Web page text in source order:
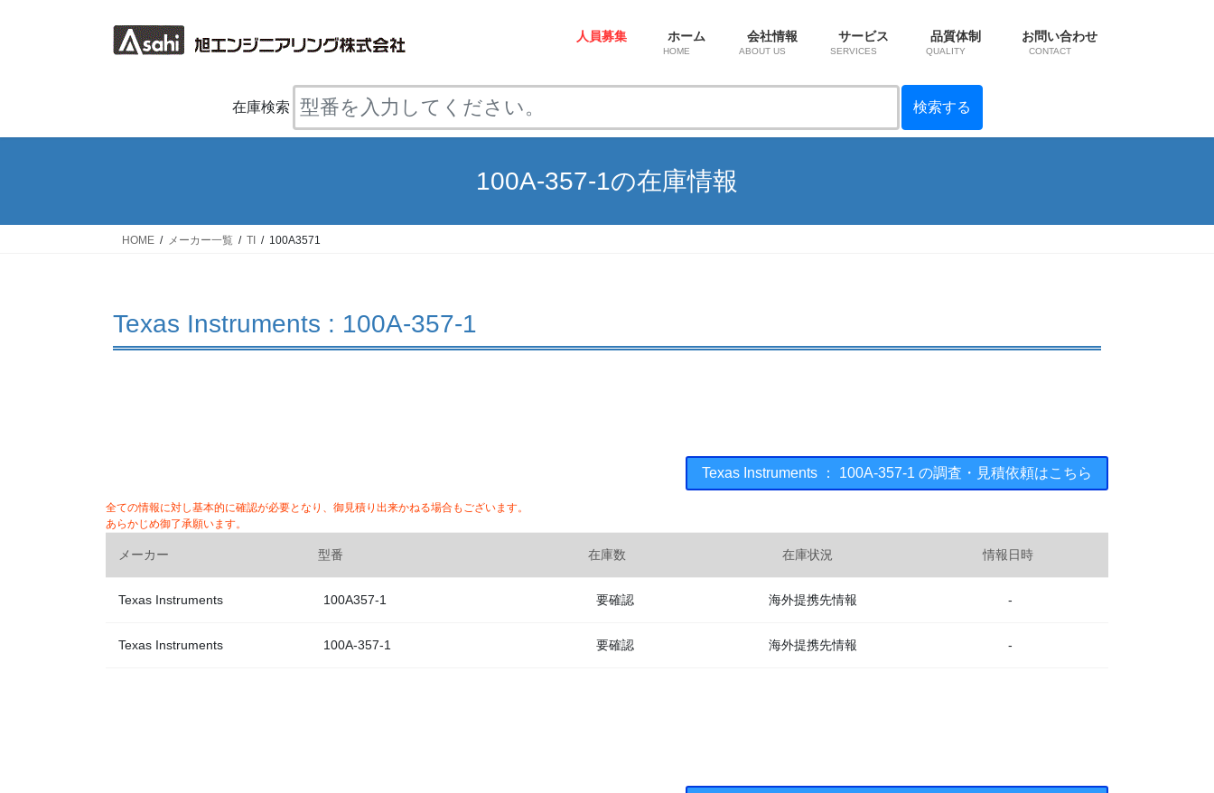
ス
ン
人員募集 ホーム
HOME
会社情報
ABOUT US
サービス
SERVICES
品質体制
QUALITY
お問い合わせ
CONTACT
在庫検索
100A-357-1の在庫情報
HOME メーカー一覧 TI 100A3571
Texas Instruments : 100A-357-1
Texas Instruments ： 100A-357-1 の調査・見積依頼はこちら
全ての情報に対し基本的に確認が必要となり、御見積り出来かねる場合もございます。
あらかじめ御了承願います。
メーカー 型番 在庫数 在庫状況 情報日時
Texas Instruments 100A357-1 要確認 海外提携先情報 -
Texas Instruments 100A-357-1 要確認 海外提携先情報 -